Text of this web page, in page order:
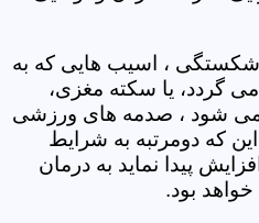
شکستگی ، اسیب هایی که به
گردد، یا سکته مغزی،
می شود ، صدمه های ورزشی
که دومرتبه به شرایط
پیدا نماید به درمان
خواهد بود.